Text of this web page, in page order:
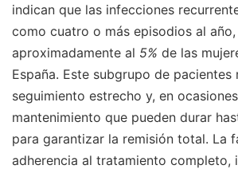
indican que las infecciones
como cuatro o más episodios al
aproximadamente al 5% de las
España. Este subgrupo de pacientes
seguimiento estrecho y, en
mantenimiento que pueden durar
para garantizar la remisión total. La
adherencia al tratamiento completo,